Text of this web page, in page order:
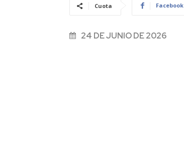
Cuota Facebook
24 DE JUNIO DE 2026